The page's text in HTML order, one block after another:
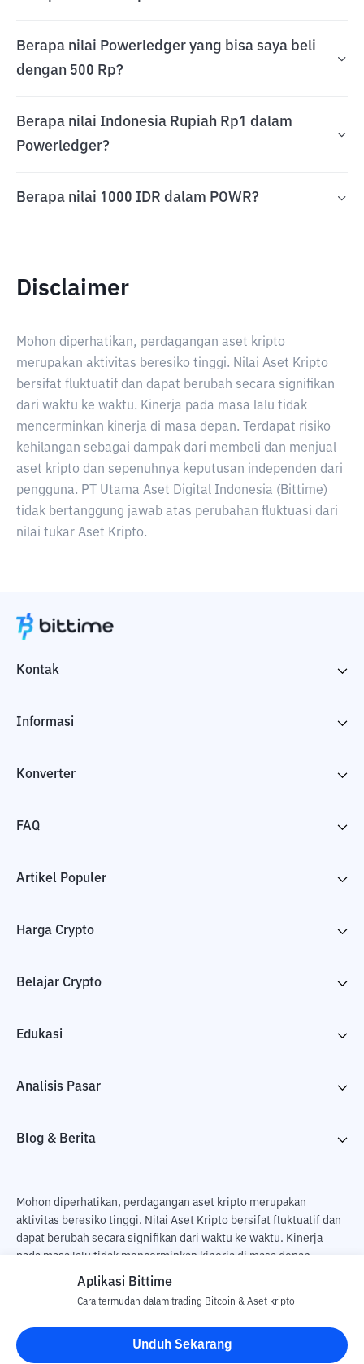
Berapa nilai Powerledger yang bisa saya beli
dengan 500 Rp?
Berapa nilai Indonesia Rupiah Rp1 dalam
Powerledger?
Berapa nilai 1000 IDR dalam POWR?
Disclaimer
Mohon diperhatikan, perdagangan aset kripto
merupakan aktivitas beresiko tinggi. Nilai Aset Kripto
bersifat fluktuatif dan dapat berubah secara signifikan
dari waktu ke waktu. Kinerja pada masa lalu tidak
mencerminkan kinerja di masa depan. Terdapat risiko
kehilangan sebagai dampak dari membeli dan menjual
aset kripto dan sepenuhnya keputusan independen dari
pengguna. PT Utama Aset Digital Indonesia (Bittime)
tidak bertanggung jawab atas perubahan fluktuasi dari
nilai tukar Aset Kripto.
Kontak
Informasi
Konverter
FAQ
Artikel Populer
Harga Crypto
Belajar Crypto
Edukasi
Analisis Pasar
Blog & Berita
Mohon diperhatikan, perdagangan aset kripto merupakan
aktivitas beresiko tinggi. Nilai Aset Kripto bersifat fluktuatif dan
dapat berubah secara signifikan dari waktu ke waktu. Kinerja
pada masa lalu tidak mencerminkan kinerja di masa depan.
Terdapat risiko kehilangan sebagai dampak dari membeli dan
pengguna. PT Utama Aset Digital Indonesia (Bittime) tidak
bertanggung jawab atas perubahan fluktuasi dari nilai tukar Aset
Kripto.
Aplikasi Bittime
Cara termudah dalam trading Bitcoin & Aset kripto
Unduh Sekarang